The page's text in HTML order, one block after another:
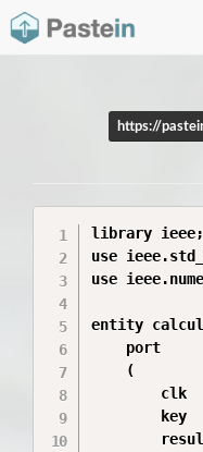
https://
library ieee;
use
use
entity
    port
    (
clk
key